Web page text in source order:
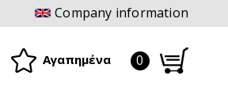
Company information
Αγαπημένα 0